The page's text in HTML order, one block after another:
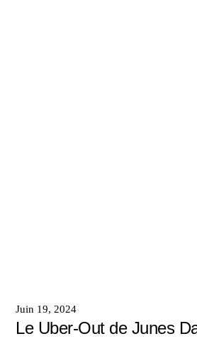
Juin 19, 2024
Le Uber-Out de Junes